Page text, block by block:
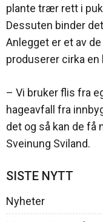
plante trær rett i
Dessuten binder
Anlegget er et av
produserer cirka en
– Vi bruker flis fra
hageavfall fra
det og så kan de få
Sveinung Sviland.
SISTE NYTT
Nyheter